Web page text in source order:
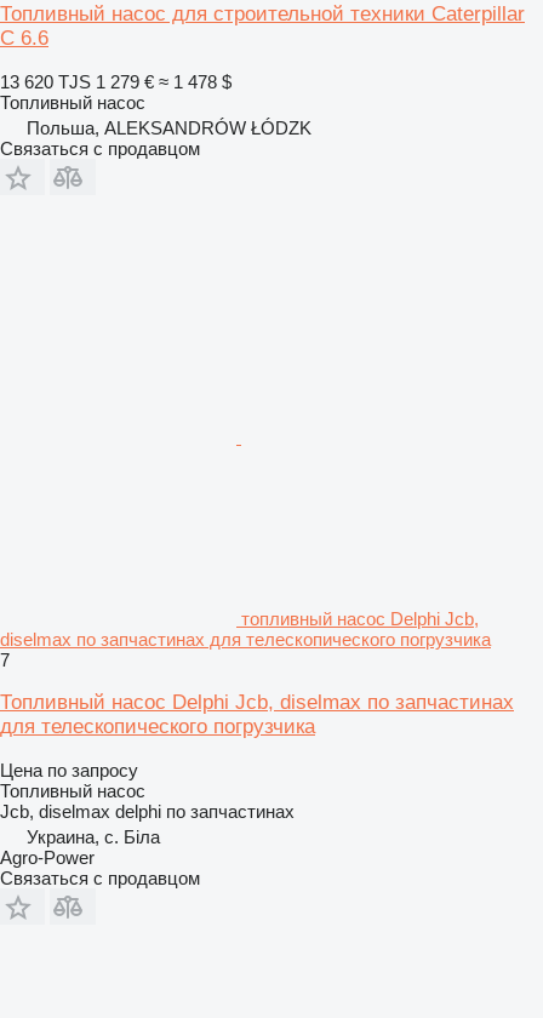
Топливный насос для строительной техники Caterpillar
C 6.6
13 620 TJS 1 279 € ≈ 1 478 $
Топливный насос
Польша, ALEKSANDRÓW ŁÓDZK
Связаться с продавцом
топливный насос Delphi Jcb,
diselmax по запчастинах для телескопического погрузчика
7
Топливный насос Delphi Jcb, diselmax по запчастинах
для телескопического погрузчика
Цена по запросу
Топливный насос
Jcb, diselmax delphi по запчастинах
Украина, с. Біла
Agro-Power
Связаться с продавцом